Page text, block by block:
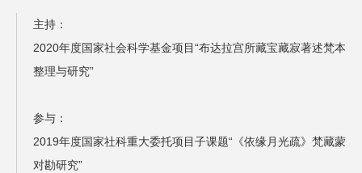
主持：
2020年度国家社会科学基金项目“布达拉宫所藏宝藏寂著述梵本
整理与研究”
参与：
2019年度国家社科重大委托项目子课题“《依缘月光疏》梵藏蒙
对勘研究”